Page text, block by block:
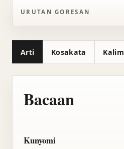
URUTAN GORESAN
Arti Kosakata
Bacaan
Kunyomi